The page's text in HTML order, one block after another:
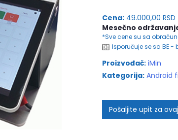
Cena:49.000,00 RSD
Mesečno
*Sve cene su sa
Isporučuje se sa BE
Proizvođač: iMin
Kategorija: Android
Pošaljite upit za